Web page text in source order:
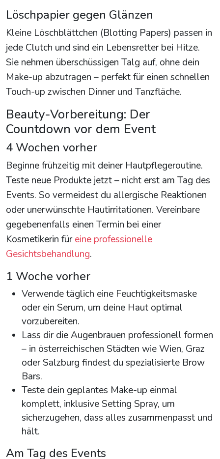
Löschpapier gegen Glänzen
Kleine Löschblättchen (Blotting Papers) passen in
jede Clutch und sind ein Lebensretter bei Hitze.
Sie nehmen überschüssigen Talg auf, ohne dein
Make-up abzutragen – perfekt für einen schnellen
Touch-up zwischen Dinner und Tanzfläche.
Beauty-Vorbereitung: Der
Countdown vor dem Event
4 Wochen vorher
Beginne frühzeitig mit deiner Hautpflegeroutine.
Teste neue Produkte jetzt – nicht erst am Tag des
Events. So vermeidest du allergische Reaktionen
oder unerwünschte Hautirritationen. Vereinbare
gegebenenfalls einen Termin bei einer
Kosmetikerin füreine professionelle
Gesichtsbehandlung.
1 Woche vorher
Verwende täglich eine Feuchtigkeitsmaske
oder ein Serum, um deine Haut optimal
vorzubereiten.
Lass dir die Augenbrauen professionell formen
– in österreichischen Städten wie Wien, Graz
oder Salzburg findest du spezialisierte Brow
Bars.
Teste dein geplantes Make-up einmal
komplett, inklusive Setting Spray, um
sicherzugehen, dass alles zusammenpasst und
hält.
Am Tag des Events